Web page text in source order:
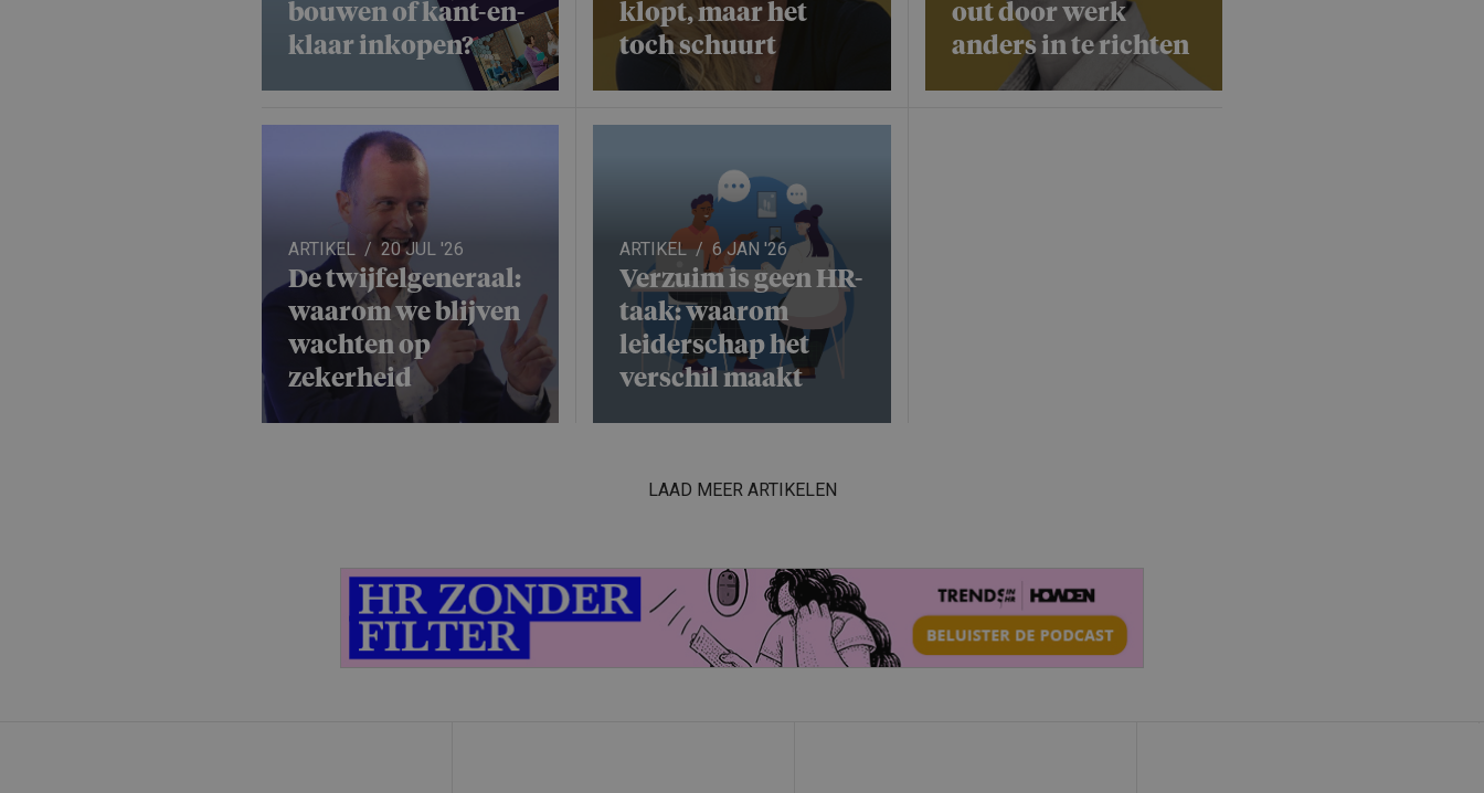
bouwen of kant-en-
klaar inkopen?
klopt, maar het
toch schuurt
out door werk
anders in te richten
ARTIKEL 20 JUL '26
De twijfelge­ne­raal:
waarom we blijven
wachten op
zekerheid
ARTIKEL 6 JAN '26
Verzuim is geen HR-
taak: waarom
leiderschap het
verschil maakt
LAAD MEER ARTIKELEN